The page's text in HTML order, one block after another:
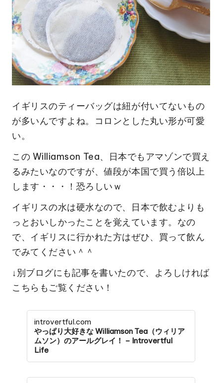
イギリスのティーバッグは紐が付いてないもの
が多いんですよね。コロンとした丸い形が可愛
い。
この Williamson Tea、日本でもアマゾンで買え
るみたいなのですが、値段が本国で買う倍以上
します・・・！恐ろしいｗ
イギリスの水は硬水なので、日本で飲むよりも
っとおいしかったことを覚えています。なの
で、イギリスに行かれた方はぜひ、買って飲ん
でみてください＾＾
↓別ブログにも記事を書いたので、よろしければ
こちらもご覧ください！
introvertful.com
やっぱり大好きな Williamson Tea（ウィリア
ムソン）のアールグレイ！ – Introvertful
Life